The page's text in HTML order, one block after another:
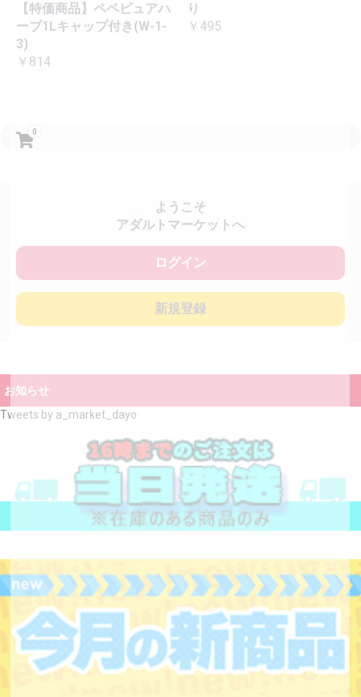
0
ようこそ
アダルトマーケットへ
ログイン
新規登録
お知らせ
Tweets by a_market_dayo
【特価商品】ペペピュアハ
ーブ1Lキャップ付き(W-1-
3)
￥814
り
￥495